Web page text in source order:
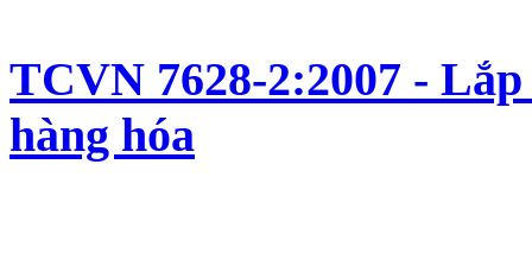
TCVN 7628-2:2007 -
hàng hóa